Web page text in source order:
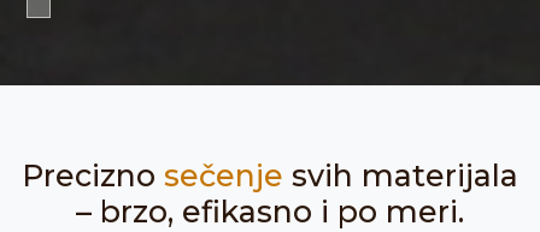
Precizno sečenje svih materijala
– brzo, efikasno i po meri.